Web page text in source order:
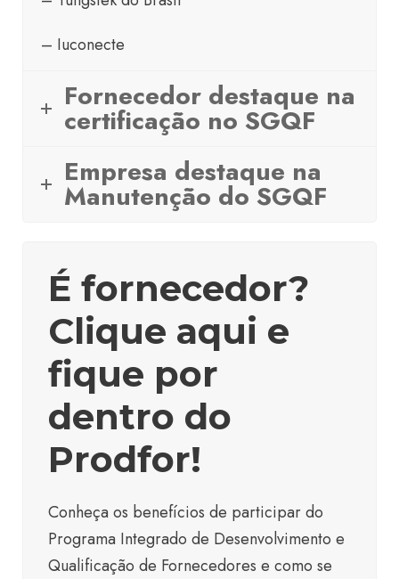
– Iuconecte
Fornecedor destaque na
certificação no SGQF
Empresa destaque na
Manutenção do SGQF
É fornecedor?
Clique aqui e
fique por
dentro do
Prodfor!
Conheça os benefícios de participar do
Programa Integrado de Desenvolvimento e
Qualificação de Fornecedores e como se